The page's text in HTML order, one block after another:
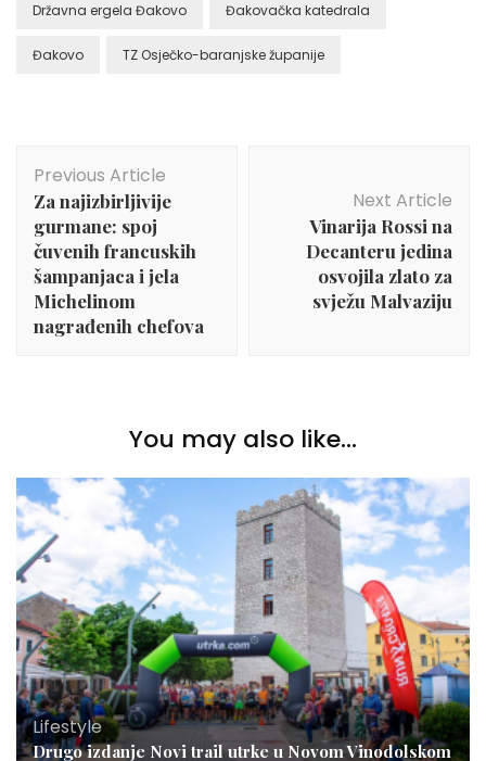
Državna ergela Đakovo Đakovačka katedrala
Đakovo TZ Osječko-baranjske županije
Navigation
Previous Article
Za najizbirljivije
gurmane: spoj
čuvenih francuskih
šampanjaca i jela
Michelinom
nagrađenih chefova
Next Article
Vinarija Rossi na
Decanteru jedina
osvojila zlato za
svježu Malvaziju
You may also like...
Lifestyle
Drugo izdanje Novi trail utrke u Novom Vinodolskom